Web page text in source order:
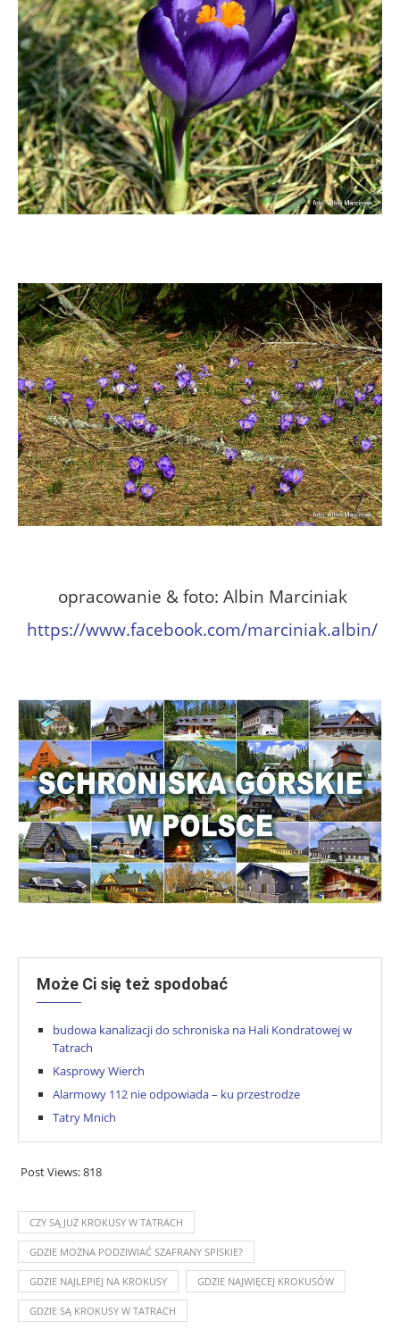
opracowanie & foto: Albin Marciniak
https://www.facebook.com/marciniak.albin/
Może Ci się też spodobać
budowa kanalizacji do schroniska na Hali Kondratowej w
Tatrach
Kasprowy Wierch
Alarmowy 112 nie odpowiada – ku przestrodze
Tatry Mnich
Post Views:818
CZY SĄ JUŻ KROKUSY W TATRACH
GDZIE MOŻNA PODZIWIAĆ SZAFRANY SPISKIE?
GDZIE NAJLEPIEJ NA KROKUSY GDZIE NAJWIĘCEJ KROKUSÓW
GDZIE SĄ KROKUSY W TATRACH